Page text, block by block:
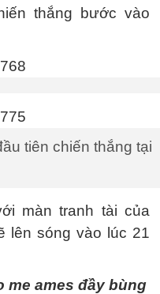
thắng bước vào
tiên chiến thắng tại
màn tranh tài của
lên sóng vào lúc 21
me ames đầy bùng